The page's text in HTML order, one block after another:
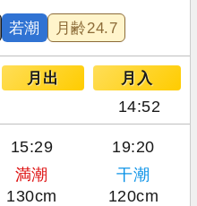
若潮 月齢24.7
月出 月入
14:52
15:29 19:20
満潮
干潮
130cm 120cm